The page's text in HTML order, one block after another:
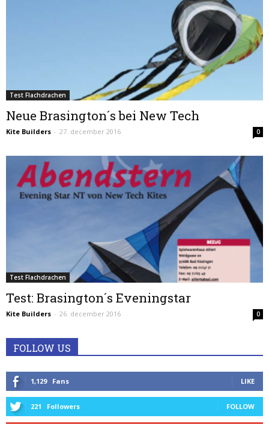
Test Flachdrachen
Neue Brasington´s bei New Tech
Kite Builders - 27. december 2016 0
Test Flachdrachen
Test: Brasington´s Eveningstar
Kite Builders - 26. december 2016 0
FOLLOW US
1,129 Fans LIKE
221 Followers FOLLOW